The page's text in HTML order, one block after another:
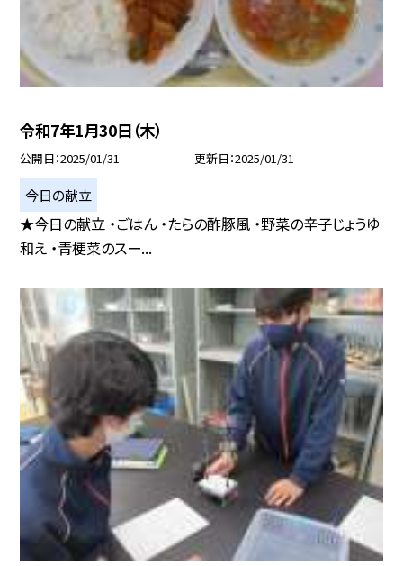
令和7年1月30日（木）
公開日 2025/01/31 更新日 2025/01/31
今日の献立
★今日の献立 ・ごはん ・たらの酢豚風 ・野菜の辛子じょうゆ
和え ・青梗菜のスー...